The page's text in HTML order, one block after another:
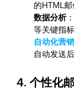
的HTML邮
数据分析
等关键指标
自动化营销
自动发送
4. 个性化